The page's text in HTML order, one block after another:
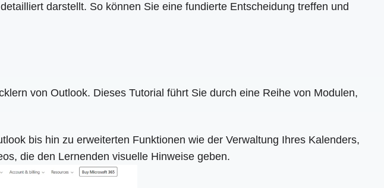
darstellt. So können Sie eine fundierte Entscheidung treffen und
von Outlook. Dieses Tutorial führt Sie durch eine Reihe von Modulen,
bis hin zu erweiterten Funktionen wie der Verwaltung Ihres Kalenders,
die den Lernenden visuelle Hinweise geben.